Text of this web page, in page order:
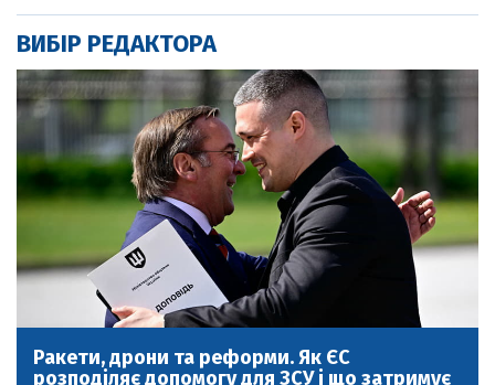
ВИБІР РЕДАКТОРА
Ракети, дрони та реформи. Як ЄС
розподіляє допомогу для ЗСУ і що затримує